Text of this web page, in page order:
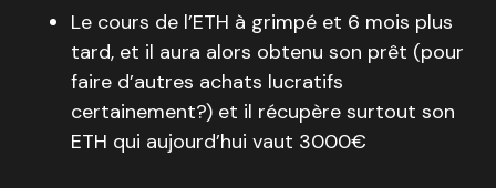
Le cours de l’ETH à grimpé et 6 mois plus
tard, et il aura alors obtenu son prêt (pour
faire d’autres achats lucratifs
certainement?) et il récupère surtout son
ETH qui aujourd’hui vaut 3000€